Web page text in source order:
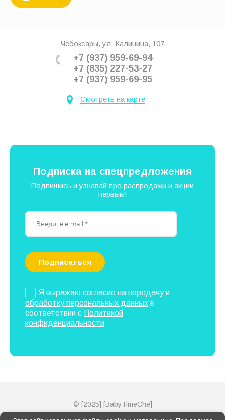
Чебоксары, ул. Калинина, 107
+7 (937) 959-69-94
+7 (835) 227-53-27
+7 (937) 959-69-95
Смотреть на карте
Подписка на спецпредложения
Подпишись и узнавай про распродажи и акции
первым!
Я выражаю согласие на передачу и
обработку персональных данных в
соответствии с Политикой
конфиденциальности
Подписаться
© [2025] [BabyTimeChe]